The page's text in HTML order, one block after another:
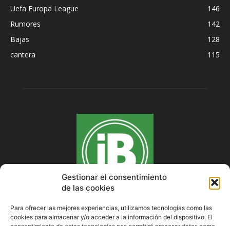
Gestionar el consentimiento
de las cookies
Para ofrecer las mejores experiencias, utilizamos tecnologías como las
cookies para almacenar y/o acceder a la información del dispositivo. El
Uefa Europa League
146
Rumores
142
Bajas
128
cantera
115